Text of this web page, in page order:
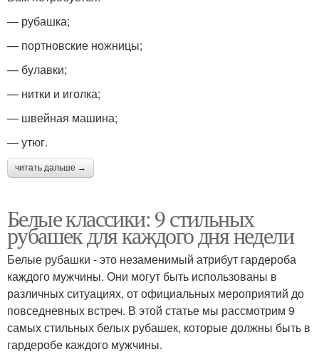
— рубашка;
— портновские ножницы;
— булавки;
— нитки и иголка;
— швейная машина;
— утюг.
читать дальше →
Белые классики: 9 стильных
рубашек для каждого дня недели
Белые рубашки - это незаменимый атрибут гардероба
каждого мужчины. Они могут быть использованы в
различных ситуациях, от официальных мероприятий до
повседневных встреч. В этой статье мы рассмотрим 9
самых стильных белых рубашек, которые должны быть в
гардеробе каждого мужчины.